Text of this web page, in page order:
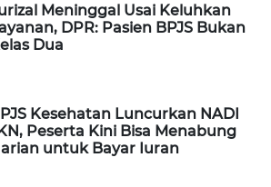
Meninggal Usai Keluhkan
DPR: Pasien BPJS Bukan
Dua
Kesehatan Luncurkan NADI
Peserta Kini Bisa Menabung
untuk Bayar Iuran